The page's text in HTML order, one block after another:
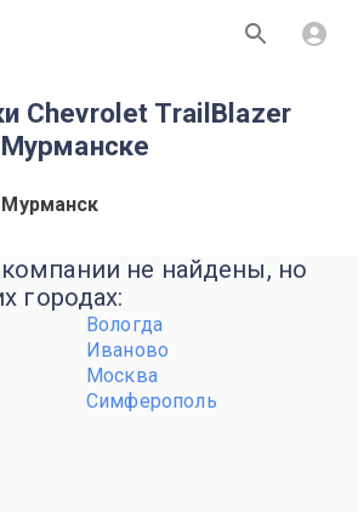
Chevrolet TrailBlazer
Мурманск
не найдены, но
городах:
Вологда
Иваново
Москва
Симферополь